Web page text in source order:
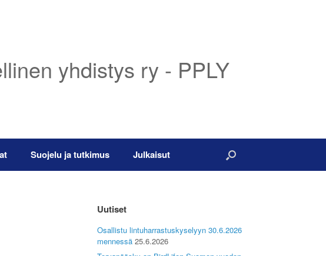
yhdistys ry - PPLY
Suojelu ja tutkimus Julkaisut
Uutiset
Osallistu lintuharrastuskyselyyn 30.6.2026
mennessä 25.6.2026